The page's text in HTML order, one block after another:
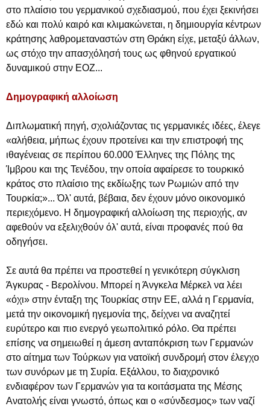
στο πλαίσιο του γερμανικού σχεδιασμού, που έχει ξεκινήσει
εδώ και πολύ καιρό και κλιμακώνεται, η δημιουργία κέντρων
κράτησης λαθρομεταναστών στη Θράκη είχε, μεταξύ άλλων,
ως στόχο την απασχόλησή τους ως φθηνού εργατικού
δυναμικού στην ΕΟΖ...
Δημογραφική αλλοίωση
Διπλωματική πηγή, σχολιάζοντας τις γερμανικές ιδέες, έλεγε
«αλήθεια, μήπως έχουν προτείνει και την επιστροφή της
ιθαγένειας σε περίπου 60.000 Έλληνες της Πόλης της
Ίμβρου και της Τενέδου, την οποία αφαίρεσε το τουρκικό
κράτος στο πλαίσιο της εκδίωξης των Ρωμιών από την
Τουρκία;»... Όλ' αυτά, βέβαια, δεν έχουν μόνο οικονομικό
περιεχόμενο. Η δημογραφική αλλοίωση της περιοχής, αν
αφεθούν να εξελιχθούν όλ' αυτά, είναι προφανές πού θα
οδηγήσει.
Σε αυτά θα πρέπει να προστεθεί η γενικότερη σύγκλιση
Άγκυρας - Βερολίνου. Μπορεί η Άνγκελα Μέρκελ να λέει
«όχι» στην ένταξη της Τουρκίας στην ΕΕ, αλλά η Γερμανία,
μετά την οικονομική ηγεμονία της, δείχνει να αναζητεί
ευρύτερο και πιο ενεργό γεωπολιτικό ρόλο. Θα πρέπει
επίσης να σημειωθεί η άμεση ανταπόκριση των Γερμανών
στο αίτημα των Τούρκων για νατοϊκή συνδρομή στον έλεγχο
των συνόρων με τη Συρία. Εξάλλου, το διαχρονικό
ενδιαφέρον των Γερμανών για τα κοιτάσματα της Μέσης
Ανατολής είναι γνωστό, όπως και ο «σύνδεσμος» των ναζί